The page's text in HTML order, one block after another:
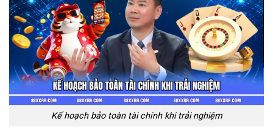
Kế hoạch bảo toàn tài chính khi trải nghiệm